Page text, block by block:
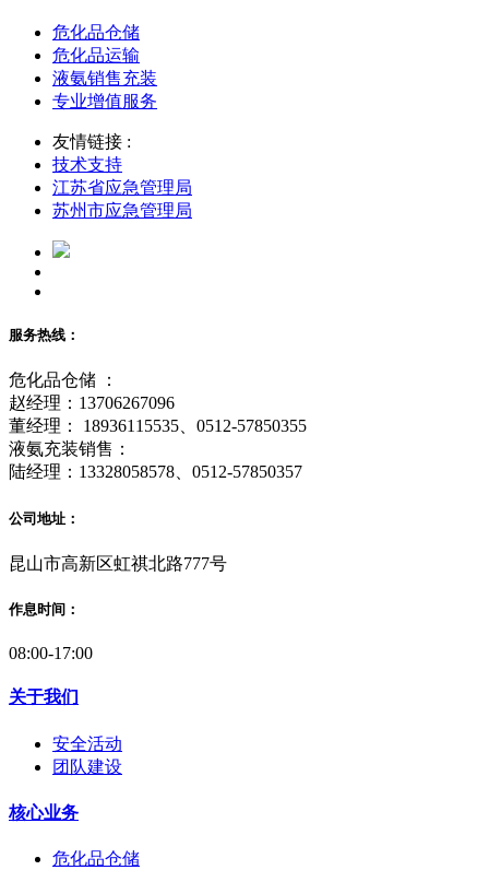
危化品仓储
危化品运输
液氨销售充装
专业增值服务
友情链接 :
技术支持
江苏省应急管理局
苏州市应急管理局
服务热线：
危化品仓储 ：
赵经理：13706267096
董经理： 18936115535、0512-57850355
液氨充装销售：
陆经理：13328058578、0512-57850357
公司地址：
昆山市高新区虹祺北路777号
作息时间：
08:00-17:00
关于我们
安全活动
团队建设
核心业务
危化品仓储